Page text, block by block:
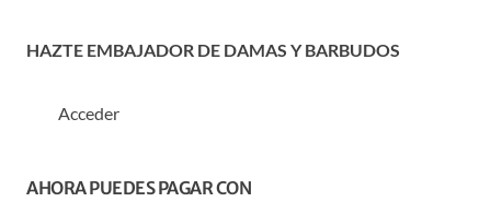
HAZTE EMBAJADOR DE DAMAS Y BARBUDOS
Acceder
AHORA PUEDES PAGAR CON